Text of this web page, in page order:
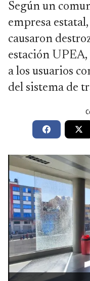
Según un
empresa
causaron
estación
a los usuarios
del sistema de